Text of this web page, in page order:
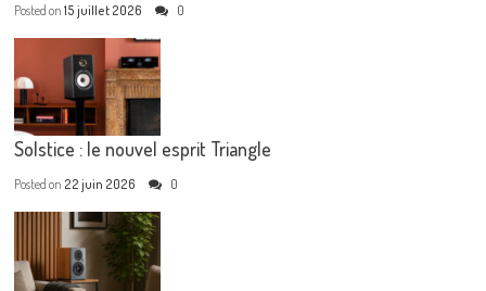
Posted on15 juillet 2026 0
Solstice : le nouvel esprit Triangle
Posted on 22 juin 2026 0